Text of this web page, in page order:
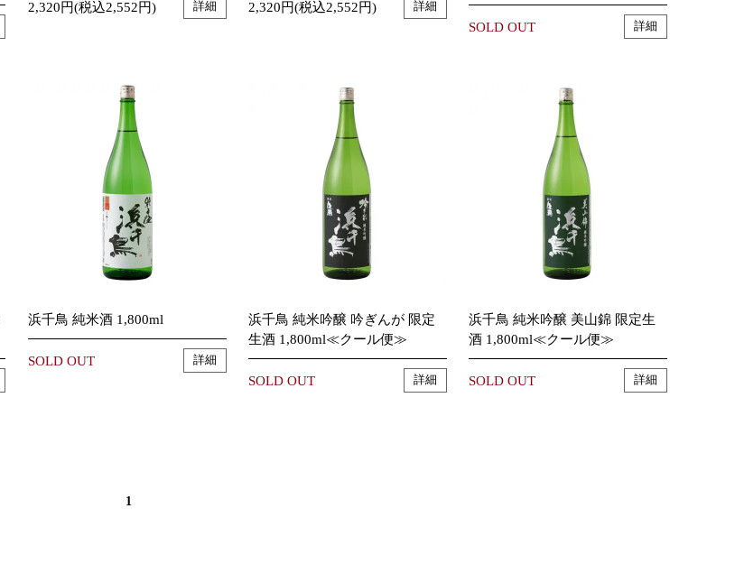
2,320円(税込2,552円) 詳細 2,320円(税込2,552円) 詳細
SOLD OUT 詳細
浜千鳥 純米酒 1,800ml
SOLD OUT 詳細
浜千鳥 純米吟醸 吟ぎんが 限定
生酒 1,800ml≪クール便≫
SOLD OUT 詳細
浜千鳥 純米吟醸 美山錦 限定生
酒 1,800ml≪クール便≫
SOLD OUT 詳細
1